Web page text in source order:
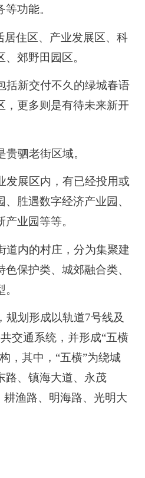
功能。
居住区、产业发展区、科
郊野田园区。
括新交付不久的绿城春语
，更多则是有待未来新开
驷老街区域。
发展区内，有已经投用或
胜遇数字经济产业园、
业园等等。
道内的村庄，分为集聚建
保护类、城郊融合类、
规划形成以轨道7号线及
交通系统，并形成“五横
，其中，“五横”为绕城
路、镇海大道、永茂
耕渔路、明海路、光明大